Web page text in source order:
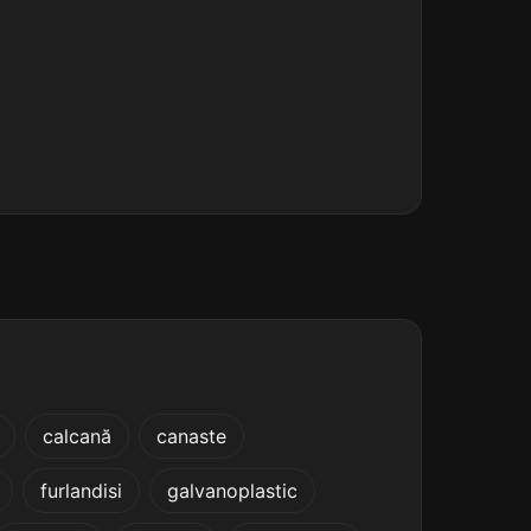
calcană canaste
furlandisi galvanoplastic